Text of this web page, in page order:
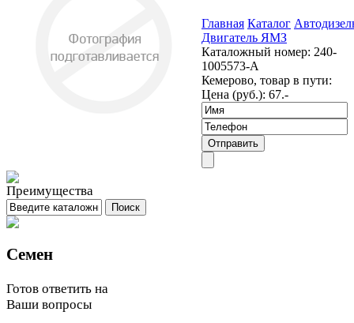
Главная Каталог
Двигатель ЯМЗ
Каталожный номер: 240-
1005573-А
Кемерово, товар в пути:
Цена (руб.): 67.-
Семен
Готов ответить на
Ваши вопросы